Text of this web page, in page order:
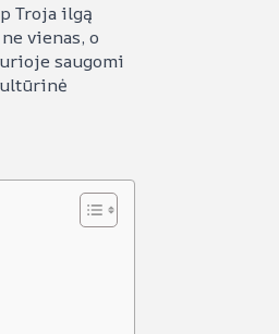
Troja ilgą
vienas, o
saugomi